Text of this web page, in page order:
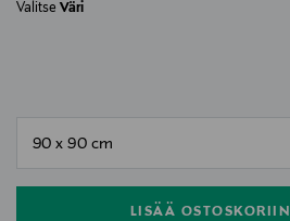
Valitse Väri
LISÄÄ OSTOSKORIIN